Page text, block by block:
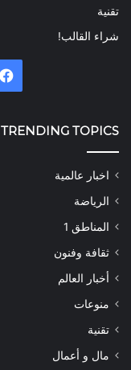
تقنية
شراء القالب!
TRENDING TOPICS
اخبار عالمية
الرياضة
المناطق 1
ثقافة وفنون
أخبار العالم
منوعات
تقنية
مال و أعمال